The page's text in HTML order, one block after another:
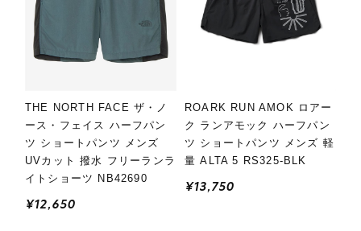
THE NORTH FACE ザ・ノ
ース・フェイス ハーフパン
ツ ショートパンツ メンズ
UVカット 撥水 フリーランラ
イトショーツ NB42690
¥12,650
ROARK RUN AMOK ロアー
ク ランアモック ハーフパン
ツ ショートパンツ メンズ 軽
量 ALTA 5 RS325-BLK
¥13,750